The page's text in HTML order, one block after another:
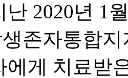
난 2020년 1
존자통합
에게 치료받